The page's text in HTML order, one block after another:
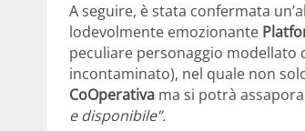
A seguire, è stata confermata
lodevolmente emozionante
peculiare personaggio
incontaminato), nel quale non
CoOperativa ma si potrà
e disponibile”.